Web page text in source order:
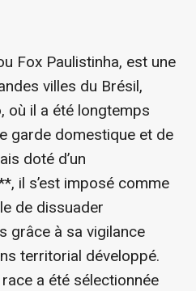
Fox Paulistinha, est une
villes du Brésil,
où il a été longtemps
garde domestique et de
doté d’un
il s’est imposé comme
de dissuader
grâce à sa vigilance
territorial développé.
a été sélectionnée